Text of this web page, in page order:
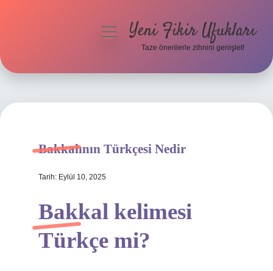
Hakkımızda
menüyüYeni Fikir Ufukları
Taze önerilerle zihnini genişlet!
Bakkalının Türkçesi Nedir
Tarih: Eylül 10, 2025
Bakkal kelimesi
Türkçe mi?